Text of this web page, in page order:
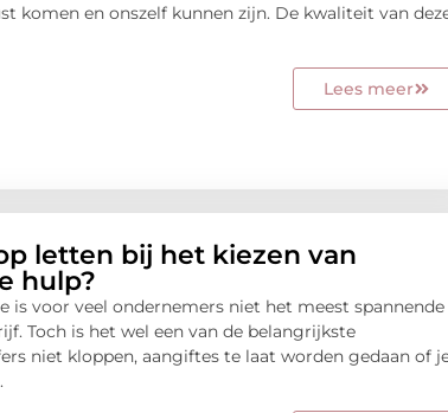
komen en onszelf kunnen zijn. De kwaliteit van
Lees meer
letten bij het kiezen van
hulp?
is voor veel ondernemers niet het meest spannende
Toch is het wel een van de belangrijkste
niet kloppen, aangiftes te laat worden gedaan of